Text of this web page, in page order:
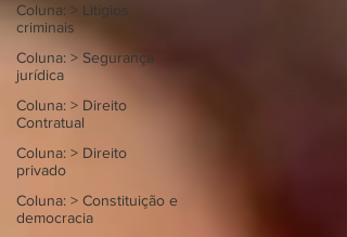
Coluna: > Litígios
criminais
Coluna: > Segurança
jurídica
Coluna: > Direito
Contratual
Coluna: > Direito
privado
Coluna: > Constituição e
democracia